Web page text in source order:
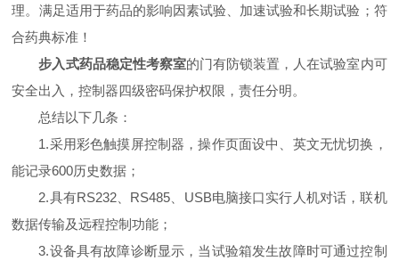
理。满足适用于药品的影响因素试验、加速试验和长期试验；符
合药典标准！
步入式药品稳定性考察室的门有防锁装置，人在试验室内可
安全出入，控制器四级密码保护权限，责任分明。
总结以下几条：
1.采用彩色触摸屏控制器，操作页面设中、英文无忧切换，
能记录600历史数据；
2.具有RS232、RS485、USB电脑接口实行人机对话，联机
数据传输及远程控制功能；
3.设备具有故障诊断显示，当试验箱发生故障时可通过控制